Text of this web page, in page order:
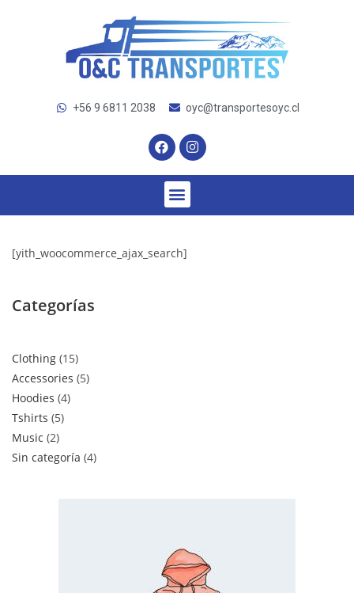
+56 9 6811 2038 oyc@transportesoyc.cl
[yith_woocommerce_ajax_search]
Categorías
Clothing 15
Accessories 5
Hoodies 4
Tshirts 5
Music 2
Sin categoría 4